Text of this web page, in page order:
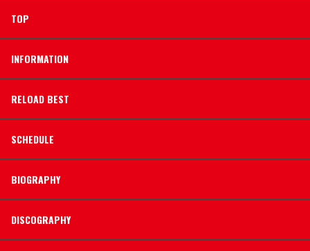
TOP
INFORMATION
RELOAD BEST
SCHEDULE
BIOGRAPHY
DISCOGRAPHY